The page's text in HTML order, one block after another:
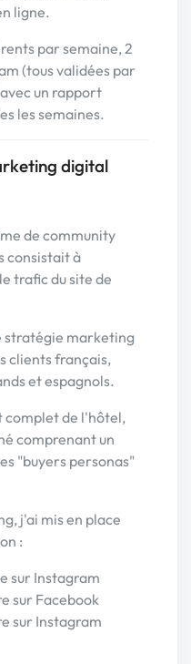
ligne.
par semaine, 2
(tous validées par
un rapport
les semaines.
digital
de community
consistait à
trafic du site de
stratégie marketing
clients français,
et espagnols.
complet de l'hôtel,
comprenant un
"buyers personas"
j'ai mis en place
:
sur Instagram
sur Facebook
sur Instagram